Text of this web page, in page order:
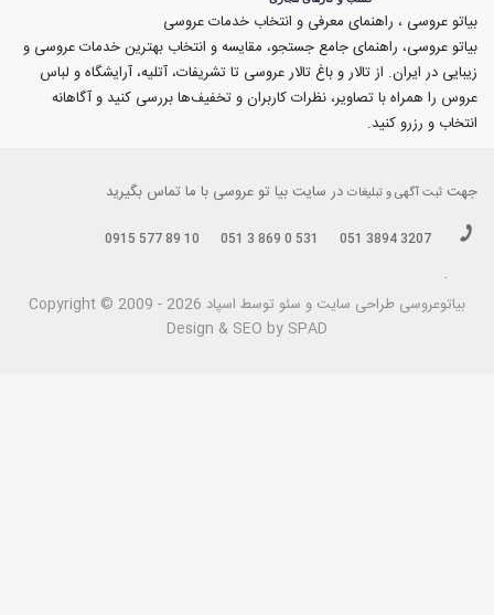
بیاتو عروسی ، راهنمای معرفی و انتخاب خدمات عروسی
بیاتو عروسی، راهنمای جامع جستجو، مقایسه و انتخاب بهترین خدمات عروسی و
زیبایی در ایران. از تالار و باغ تالار عروسی تا تشریفات، آتلیه، آرایشگاه و لباس
عروس را همراه با تصاویر، نظرات کاربران و تخفیف‌ها بررسی کنید و آگاهانه
انتخاب و رزرو کنید.
جهت ثبت آگهی و تبلیغات در سایت بیا تو عروسی با ما تماس بگیرید
051 3894 3207
051 3 869 0 531
0915 577 89 10
.
بیاتوعروسی Copyright © 2009 - 2026 طراحی سايت و سئو توسط اسپاد
Design & SEO by SPAD